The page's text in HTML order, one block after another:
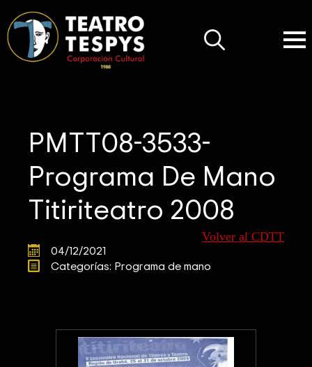
PMTT08-3533-
Programa De Mano
Titiriteatro 2008
Volver al CDTT
04/12/2021
Categorías: Programa de mano